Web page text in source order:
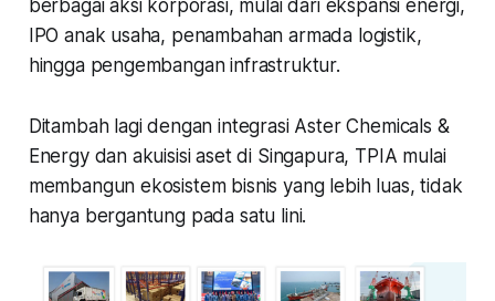
berbagai aksi korporasi, mulai dari ekspansi energi,
IPO anak usaha, penambahan armada logistik,
hingga pengembangan infrastruktur.
Ditambah lagi dengan integrasi Aster Chemicals &
Energy dan akuisisi aset di Singapura, TPIA mulai
membangun ekosistem bisnis yang lebih luas, tidak
hanya bergantung pada satu lini.